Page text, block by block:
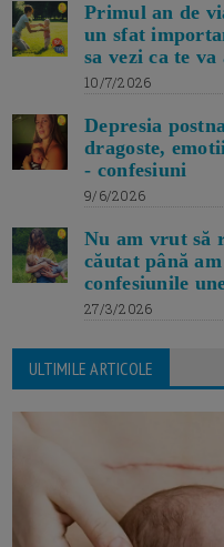
Primul an de
un sfat
sa vezi ca te
10/7/2026
Depresia
dragoste,
- confesiuni
9/6/2026
Nu am vrut să
căutat până
confesiunile
27/3/2026
ULTIMILE ARTICOLE